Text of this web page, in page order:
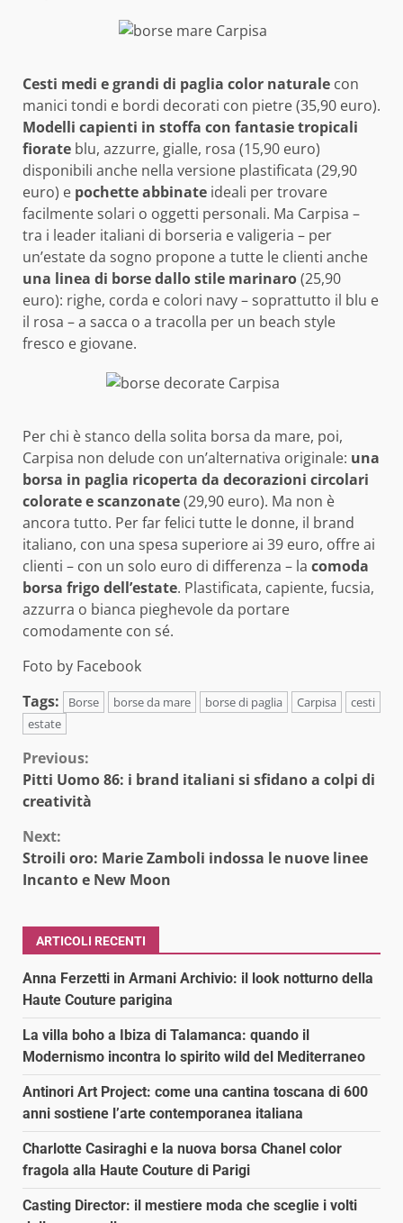
Cesti medi e grandi di paglia color naturale con
manici tondi e bordi decorati con pietre (35,90 euro).
Modelli capienti in stoffa con fantasie tropicali
fiorate blu, azzurre, gialle, rosa (15,90 euro)
disponibili anche nella versione plastificata (29,90
euro) e pochette abbinate ideali per trovare
facilmente solari o oggetti personali. Ma Carpisa –
tra i leader italiani di borseria e valigeria – per
un’estate da sogno propone a tutte le clienti anche
una linea di borse dallo stile marinaro(25,90
euro): righe, corda e colori navy – soprattutto il blu e
il rosa – a sacca o a tracolla per un beach style
fresco e giovane.
Per chi è stanco della solita borsa da mare, poi,
Carpisa non delude con un’alternativa originale: una
borsa in paglia ricoperta da decorazioni circolari
colorate e scanzonate(29,90 euro). Ma non è
ancora tutto. Per far felici tutte le donne, il brand
italiano, con una spesa superiore ai 39 euro, offre ai
clienti – con un solo euro di differenza – la comoda
borsa frigo dell’estate. Plastificata, capiente, fucsia,
azzurra o bianca pieghevole da portare
comodamente con sé.
Foto by Facebook
Tags:
Borse borse da mare borse di paglia Carpisa
cesti
estate
Continue
Reading
Previous:
Pitti Uomo 86: i brand italiani si sfidano a colpi di
creatività
Next:
Stroili oro: Marie Zamboli indossa le nuove linee
Incanto e New Moon
ARTICOLI RECENTI
Anna Ferzetti in Armani Archivio: il look notturno della
Haute Couture parigina
La villa boho a Ibiza di Talamanca: quando il
Modernismo incontra lo spirito wild del Mediterraneo
Antinori Art Project: come una cantina toscana di 600
anni sostiene l’arte contemporanea italiana
Charlotte Casiraghi e la nuova borsa Chanel color
fragola alla Haute Couture di Parigi
Casting Director: il mestiere moda che sceglie i volti